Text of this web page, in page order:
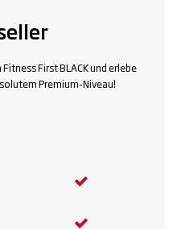
First BLACK und erlebe
Premium-Niveau!